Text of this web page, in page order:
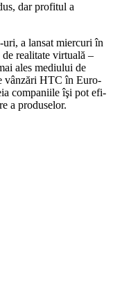
dar profitul a
a lansat miercuri în
realitate virtuală –
ales me­diului de
vânzări HTC în Euro­
companiile îşi pot efi­
a produselor.